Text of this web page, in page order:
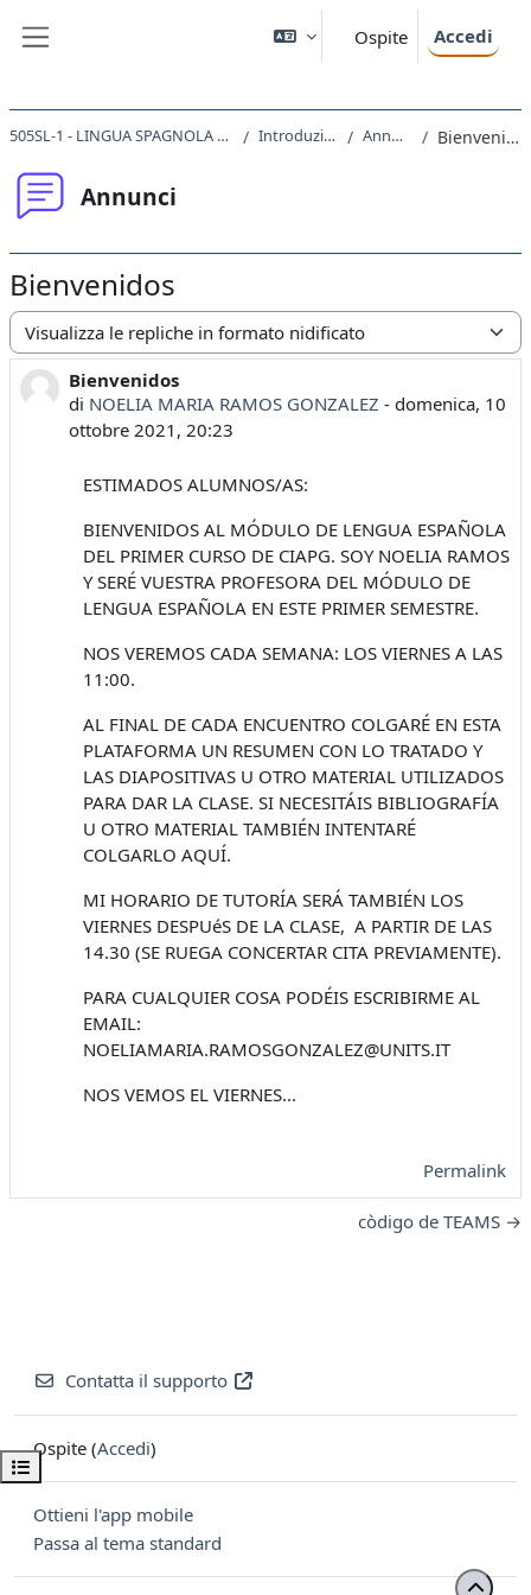
Ospite Accedi
Apri indice del corso
505SL-1 - LINGUA SPAGNOLA 1 2021 Introduzione Annunci Bienvenidos
Annunci
Bienvenidos
Modalità visualizzazione
Bienvenidos
di NOELIA MARIA RAMOS GONZALEZ - domenica, 10
ottobre 2021, 20:23
Numero di risposte: 0
ESTIMADOS ALUMNOS/AS:
BIENVENIDOS AL MÓDULO DE LENGUA ESPAÑOLA
DEL PRIMER CURSO DE CIAPG. SOY NOELIA RAMOS
Y SERÉ VUESTRA PROFESORA DEL MÓDULO DE
LENGUA ESPAÑOLA EN ESTE PRIMER SEMESTRE.
NOS VEREMOS CADA SEMANA: LOS VIERNES A LAS
11:00.
AL FINAL DE CADA ENCUENTRO COLGARÉ EN ESTA
PLATAFORMA UN RESUMEN CON LO TRATADO Y
LAS DIAPOSITIVAS U OTRO MATERIAL UTILIZADOS
PARA DAR LA CLASE. SI NECESITÁIS BIBLIOGRAFÍA
U OTRO MATERIAL TAMBIÉN INTENTARÉ
COLGARLO AQUÍ.
MI HORARIO DE TUTORÍA SERÁ TAMBIÉN LOS
VIERNES DESPUéS DE LA CLASE, A PARTIR DE LAS
14.30 (SE RUEGA CONCERTAR CITA PREVIAMENTE).
PARA CUALQUIER COSA PODÉIS ESCRIBIRME AL
EMAIL:
NOELIAMARIA.RAMOSGONZALEZ@UNITS.IT
NOS VEMOS EL VIERNES...
Permalink
còdigo de TEAMS →
Contatta il supporto
Ospite (Accedi)
Ottieni l'app mobile
Passa al tema standard